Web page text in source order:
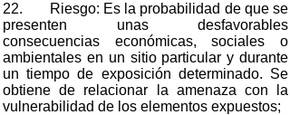
22. Riesgo: Es la probabilidad de que se
presenten unas desfavorables
consecuencias económicas, sociales o
ambientales en un sitio particular y durante
un tiempo de exposición determinado. Se
obtiene de relacionar la amenaza con la
vulnerabilidad de los elementos expuestos;